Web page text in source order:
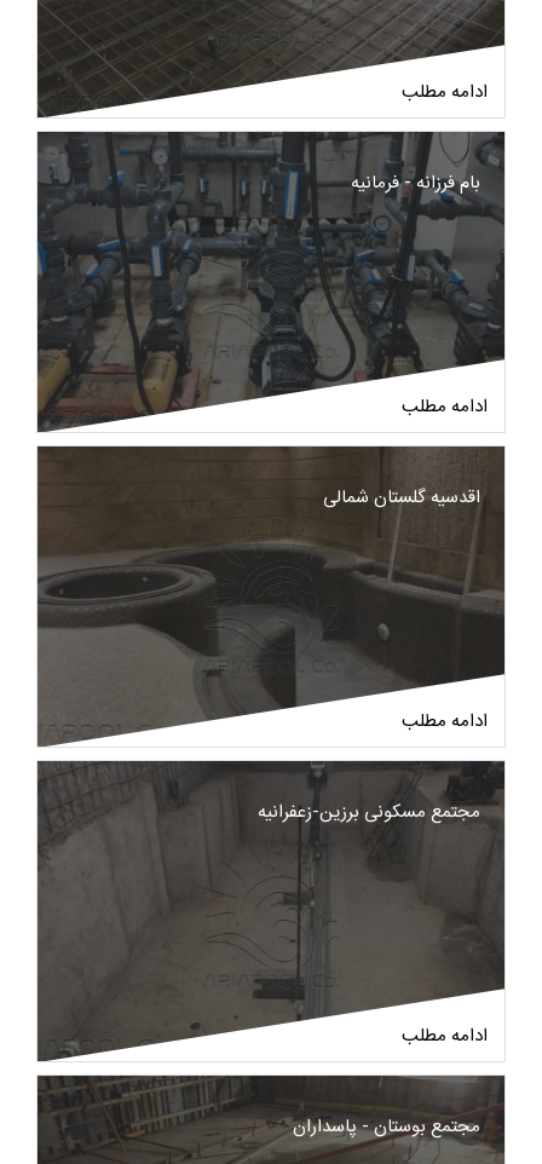
ادامه مطلب
بام فرزانه - فرمانیه
ادامه مطلب
اقدسیه گلستان شمالی
ادامه مطلب
مجتمع مسکونی برزین-زعفرانیه
ادامه مطلب
مجتمع بوستان - پاسداران